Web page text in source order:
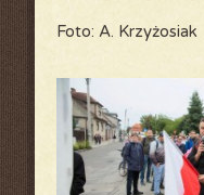
Foto: A. Krzyżosiak